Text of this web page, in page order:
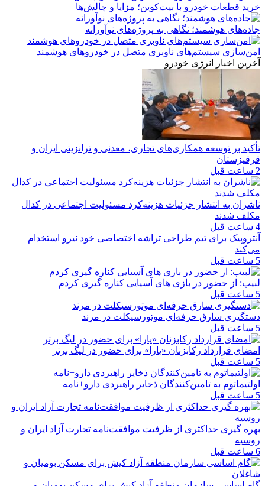
خرید قطعات خودرو با بیت‌کوین؛ مزایا و چالش‌ها
جاده‌های هوشمند؛ نگاهی به پروژه‌های نوآورانه
امن‌سازی سیستم‌های ناوبری متصل در خودروهای هوشمند
آخرین اخبار انرژی خودرو
تأکید بر توسعه همکاری‌های تجاری، معدنی و ترانزیتی ایران و
قرقیزستان
2 ساعت قبل
ناشران به انتشار جزئیات هزینه‌کرد مسئولیت اجتماعی در کدال
مکلف شدند
4 ساعت قبل
آنتروپیک برای تیم طراحی تراشه اختصاصی خود نیرو استخدام
می‌کند
5 ساعت قبل
لبیب: از حضور در بازی های آسیایی کناره گیری کردم
5 ساعت قبل
دستگیری سارق حرفه‌ای موتورسیکلت در مرند
5 ساعت قبل
امضای قرارداد رکابزنان «یارا» برای حضور در لیگ برتر
5 ساعت قبل
اولتیماتوم به تامین‌کنندگان ذخایر راهبردی دارو+نامه
5 ساعت قبل
بهره گیری حداکثری از ظرفیت موافقت‌نامه تجارت آزاد ایران و
روسیه
6 ساعت قبل